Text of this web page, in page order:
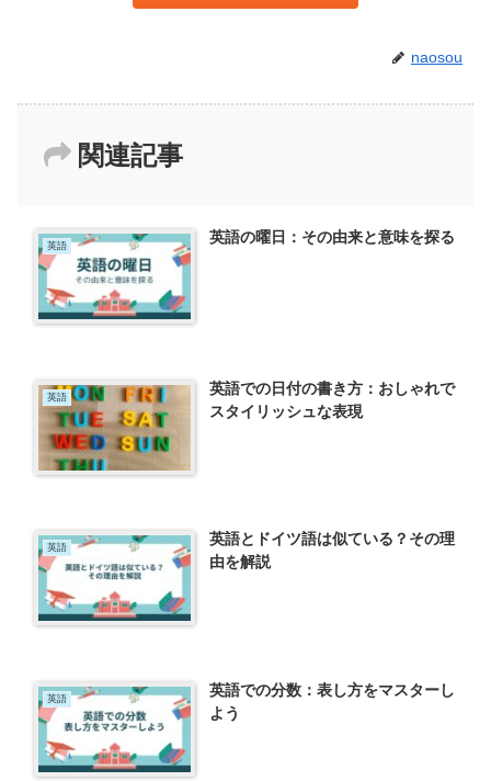
naosou
関連記事
英語 英語の曜日：その由来と意味を探る
英語
英語での日付の書き方：おしゃれで
スタイリッシュな表現
英語
英語とドイツ語は似ている？その理
由を解説
英語
英語での分数：表し方をマスターし
よう